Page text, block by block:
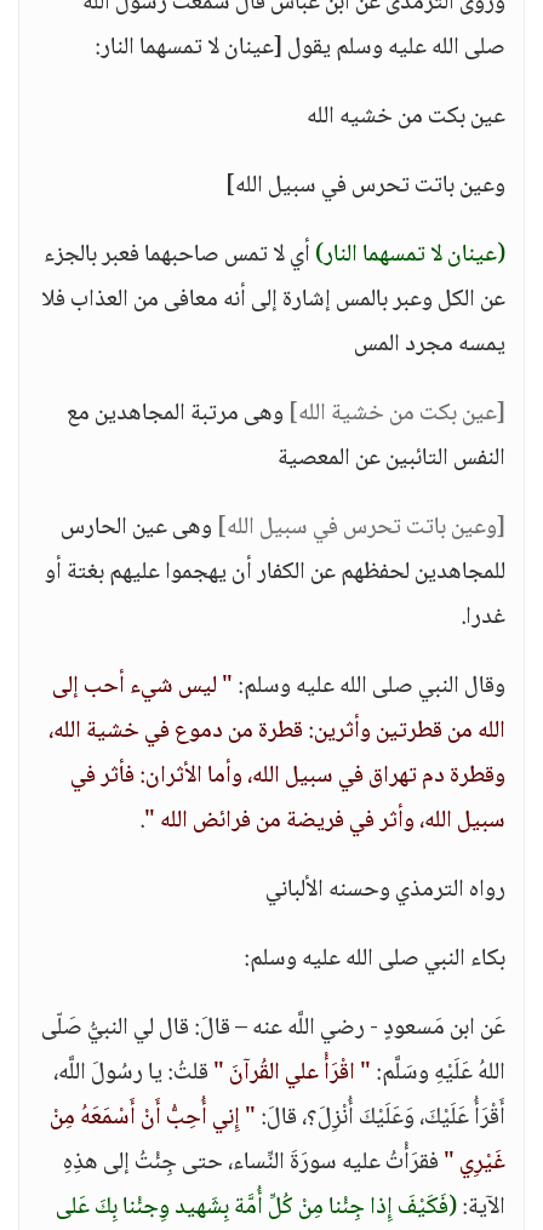
صلى الله عليه وسلم يقول [عينان لا تمسهما النار:
عين بكت من خشيه الله
وعين باتت تحرس في سبيل الله]
(عينان لا تمسهما النار)أي لا تمس صاحبهما فعبر بالجزء
عن الكل وعبر بالمس إشارة إلى أنه معافى من العذاب فلا
يمسه مجرد المس
[عين بكت من خشية الله] وهى مرتبة المجاهدين مع
النفس التائبين عن المعصية
[وعين باتت تحرس في سبيل الله] وهى عين الحارس
للمجاهدين لحفظهم عن الكفار أن يهجموا عليهم بغتة أو
غدرا.
وقال النبي صلى الله عليه وسلم:" ليس شيء أحب إلى
الله من قطرتين وأثرين: قطرة من دموع في خشية الله،
وقطرة دم تهراق في سبيل الله، وأما الأثران: فأثر في
سبيل الله، وأثر في فريضة من فرائض الله ".
رواه الترمذي وحسنه الألباني
بكاء النبي صلى الله عليه وسلم:
عَن ابن مَسعودٍ - رضي اللَّه عنه – قالَ: قال لي النبيُّ صَلّى
اللهُ عَلَيْهِ وسَلَّم:" اقْرَأْ علي القُرآنَ "قلتُ: يا رسُولَ اللَّه،
أَقْرَأُ عَلَيْكَ، وَعَلَيْكَ أُنْزِلَ؟، قالَ:" إِني أُحِبُّ أَنْ أَسْمَعَهُ مِنْ
غَيْرِي "فقرَأْتُ عليه سورَةَ النِّساء، حتى جِئْتُ إلى هذِهِ
الآية:(فَكَيْفَ إِذا جِئْنا مِنْ كُلِّ أُمَّة بِشَهيد وِجئْنا بِكَ عَلى